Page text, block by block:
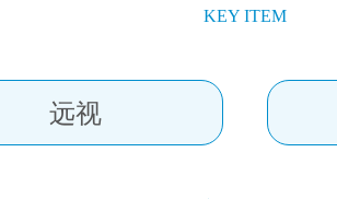
KEY ITEM
远视